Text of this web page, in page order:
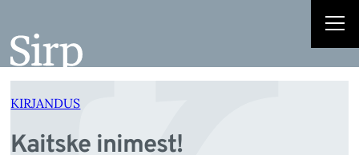
juurde
KIRJANDUS
Kaitske inimest!